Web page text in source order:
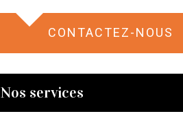
CONTACTEZ-NOUS
Nos services